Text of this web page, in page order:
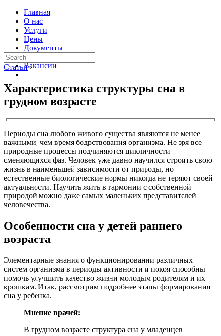
Главная
О нас
Услуги
Цены
Документы
Контакты
Вакансии
Статьи ›
Характеристика структуры сна в
грудном возрасте
Периоды сна любого живого существа являются не менее
важными, чем время бодрствования организма. Не зря все
природные процессы подчиняются цикличности
сменяющихся фаз. Человек уже давно научился строить свою
жизнь в наименьшей зависимости от природы, но
естественные биологические нормы никогда не теряют своей
актуальности. Научить жить в гармонии с собственной
природой можно даже самых маленьких представителей
человечества.
Особенности сна у детей раннего
возраста
Элементарные знания о функционировании различных
систем организма в периоды активности и покоя способны
помочь улучшить качество жизни молодым родителям и их
крошкам. Итак, рассмотрим подробнее этапы формирования
сна у ребенка.
Мнение врачей:
В грудном возрасте структура сна у младенцев